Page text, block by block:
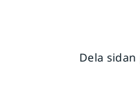
Dela sidan